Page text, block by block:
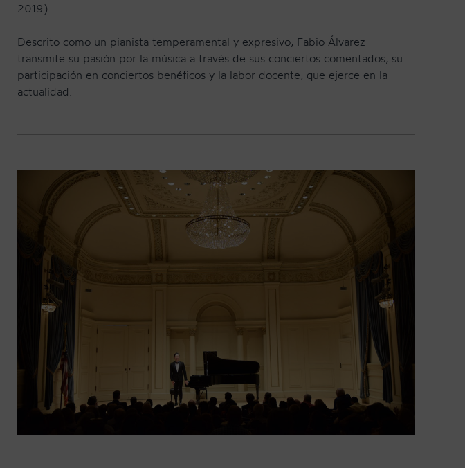
2019).
Descrito como un pianista temperamental y expresivo, Fabio Álvarez
transmite su pasión por la música a través de sus conciertos comentados, su
participación en conciertos benéficos y la labor docente, que ejerce en la
actualidad.